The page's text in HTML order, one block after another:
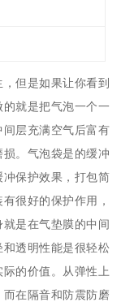
但是如果让你看到
就是把气泡一个一
层充满空气后富有
。气泡袋是的缓冲
保护效果，打包简
很好的保护作用，
是在气垫膜的中间
透明性能是很轻松
的价值。从弹性上
在隔音和防震防磨